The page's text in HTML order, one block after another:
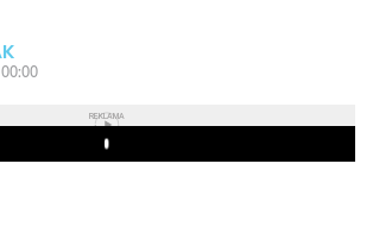
REKLAMA
Play